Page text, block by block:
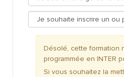
Désolé, cette formation
programmée en INTER
Si vous souhaitez la